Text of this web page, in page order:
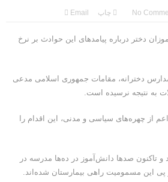
برای جمهوری‌خواهان است
به دست نیامده است
سرکرده سپاه پاسداران
در باره تنگه هرمز خبر داد
No چاپ Email
دختر درباره پیامدهای این حوادث بر نرخ
دخترانه، مقامات جمهوری اسلامی مدعی
به نتیجه نرسیده است.
از چهره‌های سیاسی و مدنی، این اقدام را
تاکنون صدها دانش‌آموز در ده‌ها مدرسه در
پی این مسمومیت راهی بیمارستان شده‌اند.